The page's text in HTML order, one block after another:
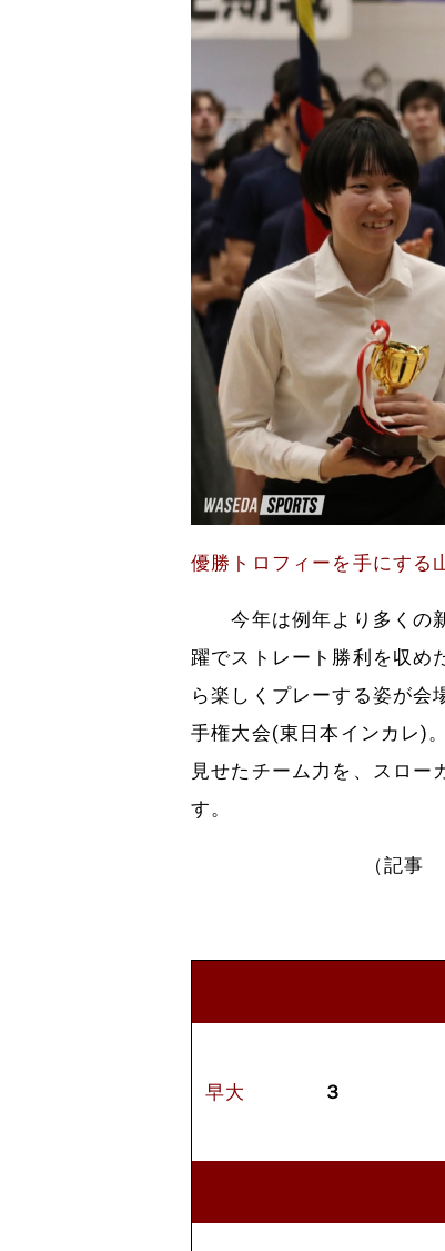
優勝トロフィーを手にする
今年は例年より多くの新
躍でストレート勝利を収め
ら楽しくプレーする姿が会
手権大会(東日本インカレ)
見せたチーム力を、スロー
す。
（記事
早大 ３